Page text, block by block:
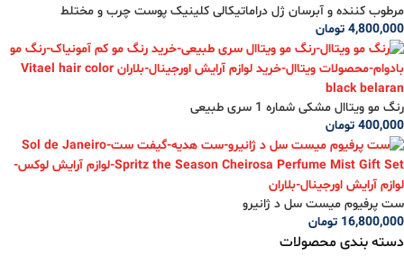
مرطوب کننده و آبرسان ژل دراماتیکالی کلینیک پوست چرب و مختلط
4,800,000 تومان
رنگ مو ویتاال مشکی شماره 1 سری طبیعی
400,000 تومان
ست پرفیوم میست سل د ژانیرو
16,800,000 تومان
دسته بندی محصولات